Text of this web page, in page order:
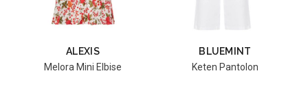
ALEXIS
Melora Mini Elbise
BLUEMINT
Keten Pantolon